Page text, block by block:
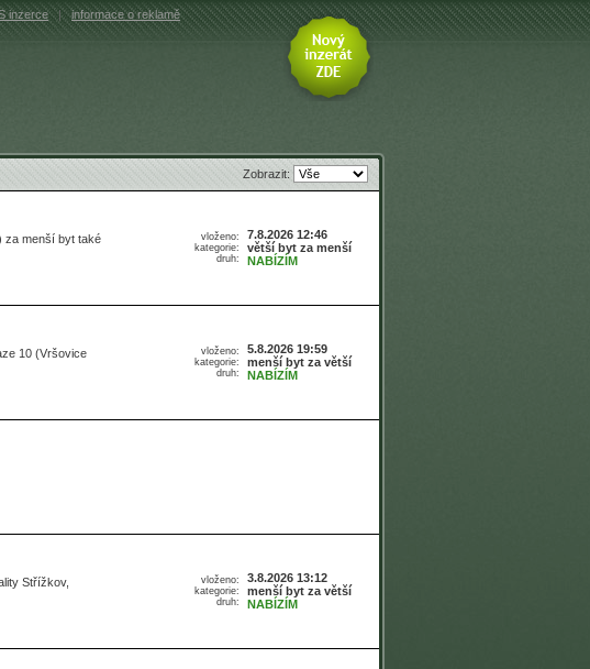
inzerce | informace o reklamě
Zobrazit:
za menší byt také
vloženo:
kategorie:
druh:
7.8.2026 12:46
větší byt za menší
NABÍZÍM
10 (Vršovice
vloženo:
kategorie:
druh:
5.8.2026 19:59
menší byt za větší
NABÍZÍM
Střížkov,
vloženo:
kategorie:
druh:
3.8.2026 13:12
menší byt za větší
NABÍZÍM